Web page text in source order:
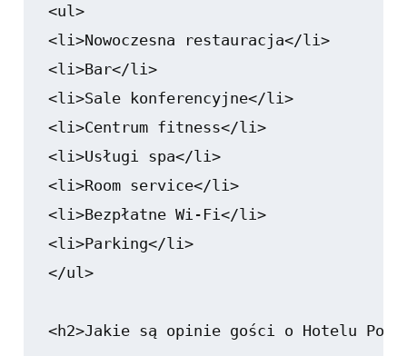
<ul>
<li>Nowoczesna restauracja</li>
<li>Bar</li>
<li>Sale konferencyjne</li>
<li>Centrum fitness</li>
<li>Usługi spa</li>
<li>Room service</li>
<li>Bezpłatne Wi-Fi</li>
<li>Parking</li>
</ul>
<h2>Jakie są opinie gości o Hotelu